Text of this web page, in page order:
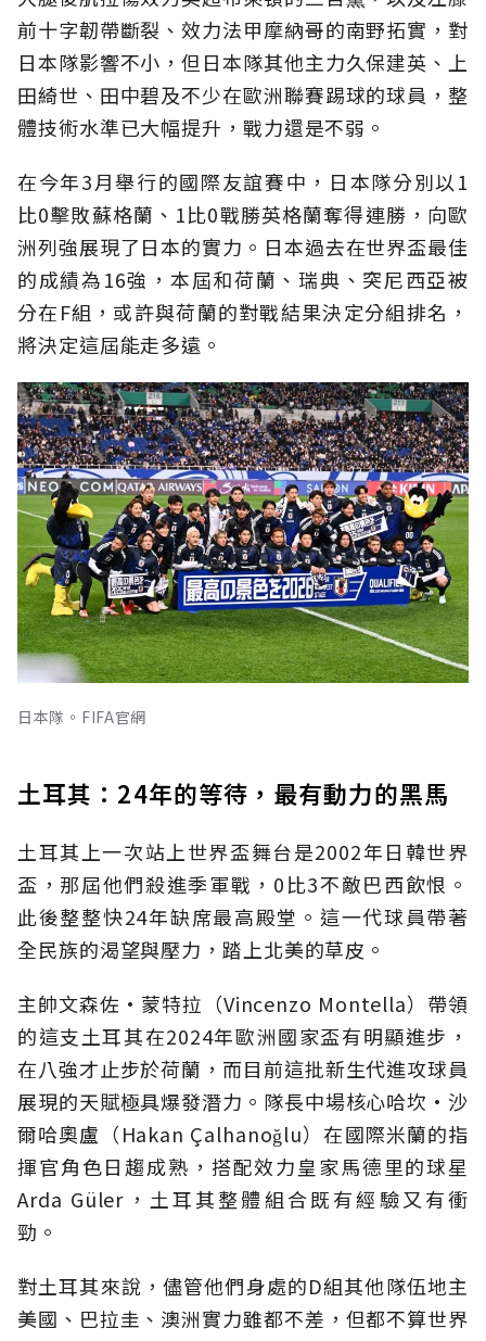
前十字韌帶斷裂、效力法甲摩納哥的南野拓實，對
日本隊影響不小，但日本隊其他主力久保建英、上
田綺世、田中碧及不少在歐洲聯賽踢球的球員，整
體技術水準已大幅提升，戰力還是不弱。
在今年3月舉行的國際友誼賽中，日本隊分別以1
比0擊敗蘇格蘭、1比0戰勝英格蘭奪得連勝，向歐
洲列強展現了日本的實力。日本過去在世界盃最佳
的成績為16強，本屆和荷蘭、瑞典、突尼西亞被
分在F組，或許與荷蘭的對戰結果決定分組排名，
將決定這屆能走多遠。
日本隊。FIFA官網
土耳其：24年的等待，最有動力的黑馬
土耳其上一次站上世界盃舞台是2002年日韓世界
盃，那屆他們殺進季軍戰，0比3不敵巴西飲恨。
此後整整快24年缺席最高殿堂。這一代球員帶著
全民族的渴望與壓力，踏上北美的草皮。
主帥文森佐·蒙特拉（Vincenzo Montella）帶領
的這支土耳其在2024年歐洲國家盃有明顯進步，
在八強才止步於荷蘭，而目前這批新生代進攻球員
展現的天賦極具爆發潛力。隊長中場核心哈坎·沙
爾哈奧盧（Hakan Çalhanoğlu）在國際米蘭的指
揮官角色日趨成熟，搭配效力皇家馬德里的球星
Arda Güler，土耳其整體組合既有經驗又有衝
勁。
對土耳其來說，儘管他們身處的D組其他隊伍地主
美國、巴拉圭、澳洲實力雖都不差，但都不算世界